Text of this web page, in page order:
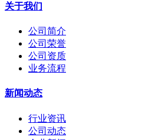
关于我们
公司简介
公司荣誉
公司资质
业务流程
新闻动态
行业资讯
公司动态